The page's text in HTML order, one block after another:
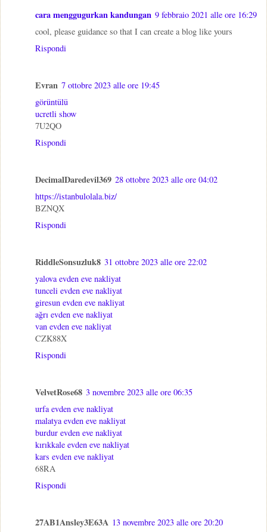
cara menggugurkan kandungan 9 febbraio 2021 alle ore 16:29
cool, please guidance so that I can create a blog like yours
Rispondi
Evran 7 ottobre 2023 alle ore 19:45
görüntülü
ucretli show
7U2QO
Rispondi
DecimalDaredevil369 28 ottobre 2023 alle ore 04:02
https://istanbulolala.biz/
BZNQX
Rispondi
RiddleSonsuzluk8 31 ottobre 2023 alle ore 22:02
yalova evden eve nakliyat
tunceli evden eve nakliyat
giresun evden eve nakliyat
ağrı evden eve nakliyat
van evden eve nakliyat
CZK88X
Rispondi
VelvetRose68 3 novembre 2023 alle ore 06:35
urfa evden eve nakliyat
malatya evden eve nakliyat
burdur evden eve nakliyat
kırıkkale evden eve nakliyat
kars evden eve nakliyat
68RA
Rispondi
27AB1Ansley3E63A 13 novembre 2023 alle ore 20:20